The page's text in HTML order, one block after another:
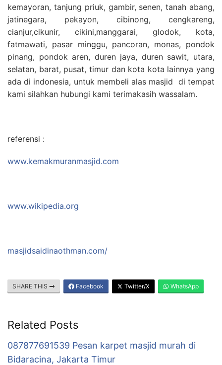
kemayoran, tanjung priuk, gambir, senen, tanah abang,
jatinegara, pekayon, cibinong, cengkareng,
cianjur,cikunir, cikini,manggarai, glodok, kota,
fatmawati, pasar minggu, pancoran, monas, pondok
pinang, pondok aren, duren jaya, duren sawit, utara,
selatan, barat, pusat, timur dan kota kota lainnya yang
ada di indonesia, untuk membeli alas masjid di tempat
kami silahkan hubungi kami terimakasih wassalam.
referensi :
www.kemakmuranmasjid.com
www.wikipedia.org
masjidsaidinaothman.com/
SHARE THIS Facebook Twitter/X WhatsApp
Related Posts
087877691539 Pesan karpet masjid murah di
Bidaracina, Jakarta Timur